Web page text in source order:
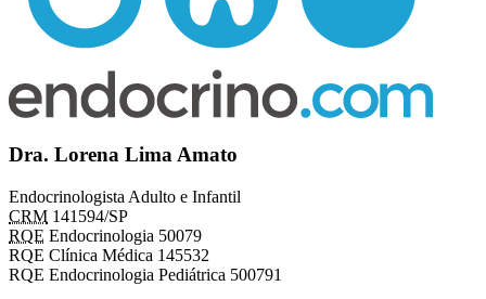
Dra. Lorena Lima Amato
Endocrinologista Adulto e Infantil
CRM 141594/SP
RQE Endocrinologia 50079
RQE Clínica Médica 145532
RQE Endocrinologia Pediátrica 500791